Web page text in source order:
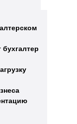
бухгалтер